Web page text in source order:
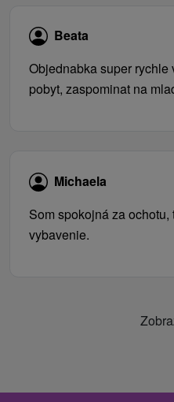
Beata
Objednabka super
pobyt, zaspominat na
Michaela
Som spokojná za
vybavenie.